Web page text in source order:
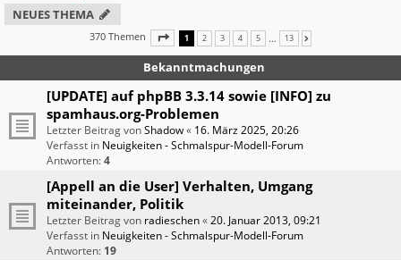
NEUES THEMA
370 Themen SEITE VON 13
1 2 3 4 5 … 13
Bekanntmachungen
[UPDATE] auf phpBB 3.3.14 sowie [INFO] zu
spamhaus.org-Problemen
Letzter Beitrag vonShadow« 16. März 2025, 20:26
Verfasst in Neuigkeiten - Schmalspur-Modell-Forum
Antworten:4
[Appell an die User] Verhalten, Umgang
miteinander, Politik
Letzter Beitrag von radieschen«20. Januar 2013, 09:21
Verfasst in Neuigkeiten - Schmalspur-Modell-Forum
Antworten: 19